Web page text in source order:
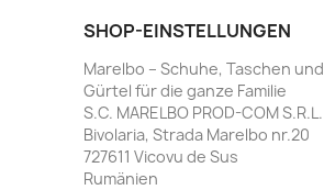
SHOP-EINSTELLUNGEN
Marelbo – Schuhe, Taschen und
Gürtel für die ganze Familie
S.C. MARELBO PROD-COM S.R.L.
Bivolaria, Strada Marelbo nr.20
727611 Vicovu de Sus
Rumänien